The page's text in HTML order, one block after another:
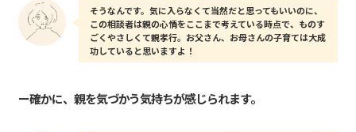
そうなんです。気に入らなくて当然だと思ってもいいのに、
この相談者は親の心情をここまで考えている時点で、ものす
ごくやさしくて親孝行。お父さん、お母さんの子育ては大成
功していると思いますよ！
ー確かに、親を気づかう気持ちが感じられます。